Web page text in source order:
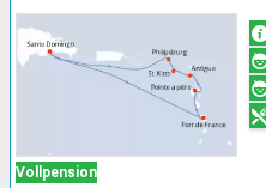
Vollpension